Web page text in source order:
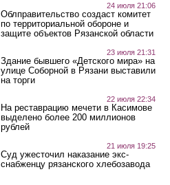
24 июля 21:06
Облправительство создаст комитет
по территориальной обороне и
защите объектов Рязанской области
23 июля 21:31
Здание бывшего «Детского мира» на
улице Соборной в Рязани выставили
на торги
22 июля 22:34
На реставрацию мечети в Касимове
выделено более 200 миллионов
рублей
21 июля 19:25
Суд ужесточил наказание экс-
снабженцу рязанского хлебозавода